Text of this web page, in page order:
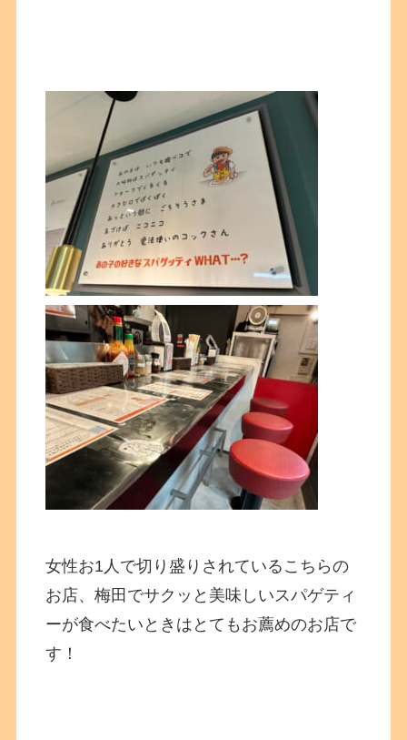
女性お1人で切り盛りされているこちらの
お店、梅田でサクッと美味しいスパゲティ
ーが食べたいときはとてもお薦めのお店で
す！